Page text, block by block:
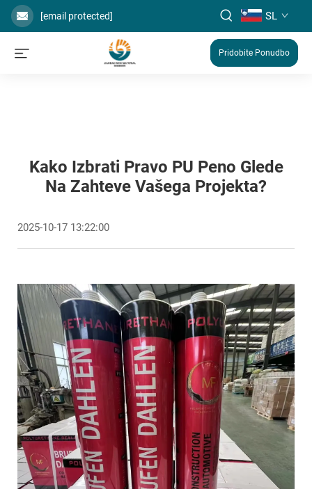
[email protected] SL
Pridobite Ponudbo
Kako Izbrati Pravo PU Peno Glede
Na Zahteve Vašega Projekta?
2025-10-17 13:22:00